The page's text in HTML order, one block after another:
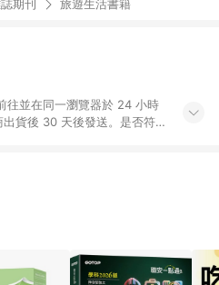
期刊 旅遊生活書籍
往並在同一瀏覽器於 24 小時
貨後 30 天後發送。​是否符
)/家電視聽/運動戶外/母嬰用
物通知」之官方帳號訊息通
。​​ (5)LINE購物設有「單一商
放「回饋無上限」)，以同一